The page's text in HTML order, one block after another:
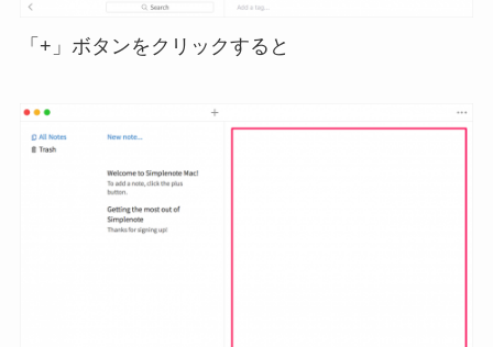
「+」ボタンをクリックすると